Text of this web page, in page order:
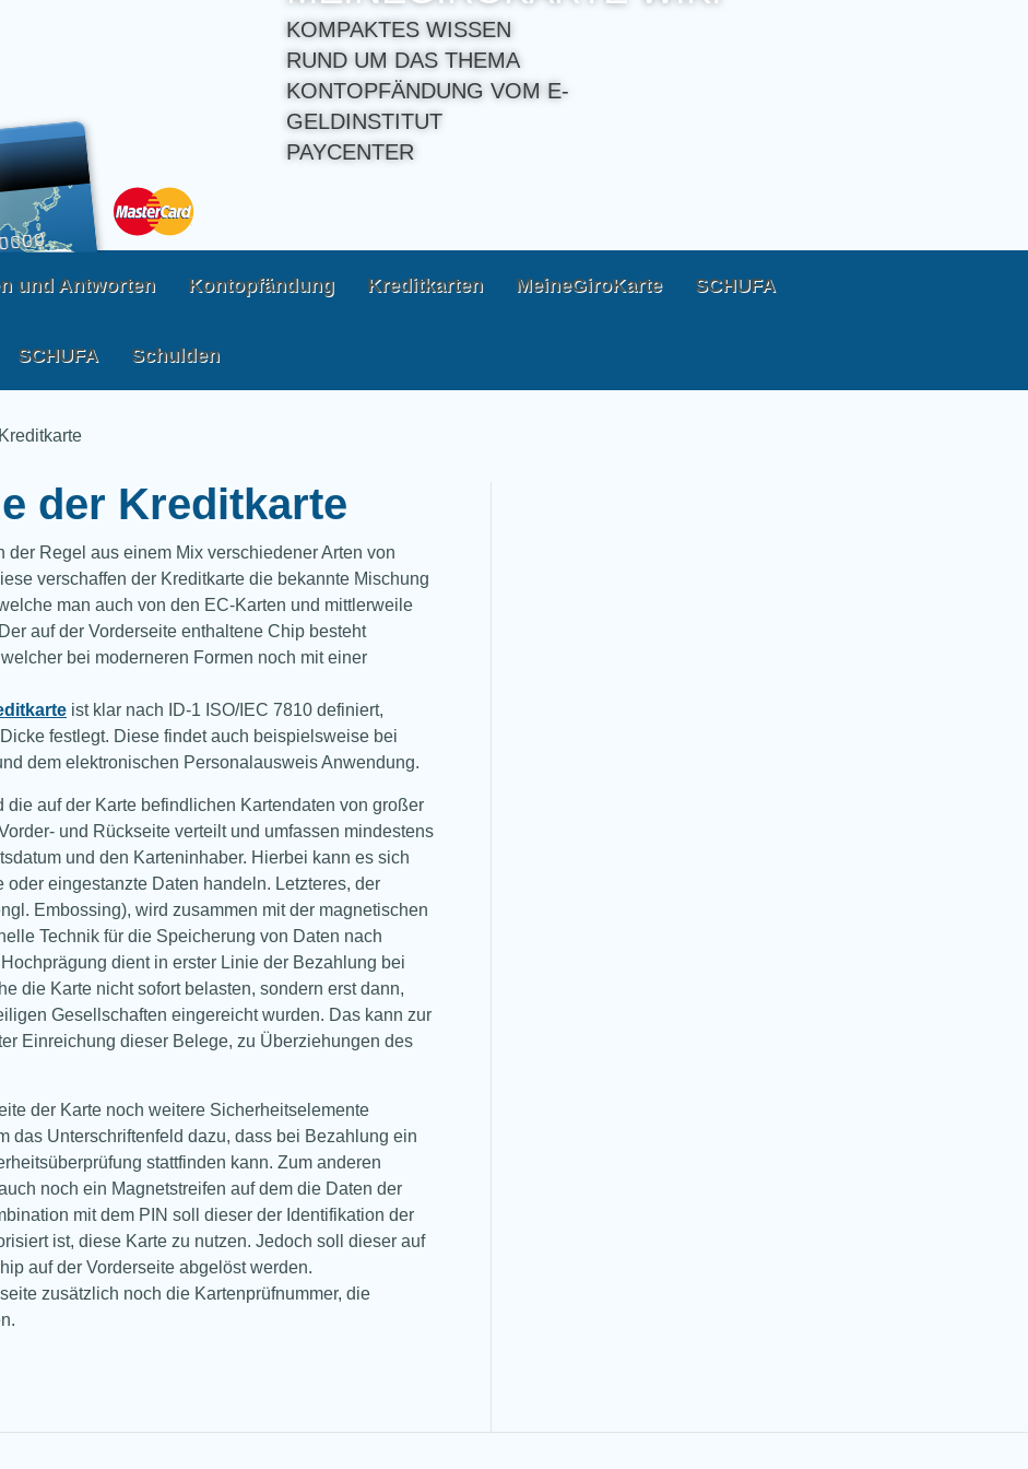
KOMPAKTES WISSEN
RUND UM DAS THEMA
KONTOPFÄNDUNG VOM E-
GELDINSTITUT
PAYCENTER
und Antworten Kontopfändung Kreditkarten MeineGiroKarte SCHUFA
SCHUFA Schulden
der Kreditkarte
der Regel aus einem Mix verschiedener Arten von
verschaffen der Kreditkarte die bekannte Mischung
man auch von den EC-Karten und mittlerweile
auf der Vorderseite enthaltene Chip besteht
bei moderneren Formen noch mit einer
ist klar nach ID-1 ISO/IEC 7810 definiert,
festlegt. Diese findet auch beispielsweise bei
dem elektronischen Personalausweis Anwendung.
die auf der Karte befindlichen Kartendaten von großer
und Rückseite verteilt und umfassen mindestens
und den Karteninhaber. Hierbei kann es sich
oder eingestanzte Daten handeln. Letzteres, der
Embossing), wird zusammen mit der magnetischen
Technik für die Speicherung von Daten nach
dient in erster Linie der Bezahlung bei
die Karte nicht sofort belasten, sondern erst dann,
Gesellschaften eingereicht wurden. Das kann zur
Einreichung dieser Belege, zu Überziehungen des
der Karte noch weitere Sicherheitselemente
das Unterschriftenfeld dazu, dass bei Bezahlung ein
stattfinden kann. Zum anderen
noch ein Magnetstreifen auf dem die Daten der
mit dem PIN soll dieser der Identifikation der
ist, diese Karte zu nutzen. Jedoch soll dieser auf
auf der Vorderseite abgelöst werden.
zusätzlich noch die Kartenprüfnummer, die